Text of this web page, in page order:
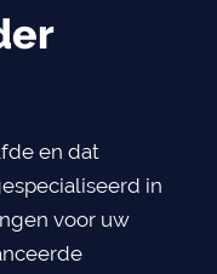
en dat
in
voor uw